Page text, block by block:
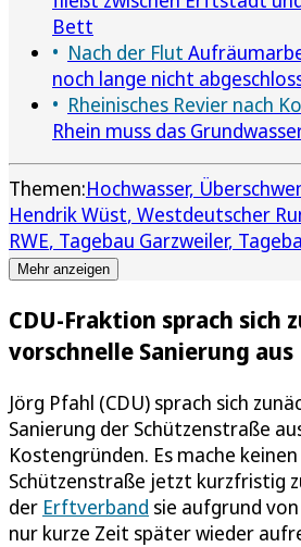
Bett
Nach der Flut
noch lange nicht
Rheinisches Revier nach
Rhein muss das
Themen:Hochwasser,
Hendrik Wüst Westdeutscher
RWE Tagebau Garzweiler
Mehr anzeigen
CDU-Fraktion sprach sich
vorschnelle Sanierung aus
Jörg Pfahl (CDU) sprach sich
Sanierung der Schützenstraße
Kostengründen. Es mache keinen
Schützenstraße jetzt kurzfristig
der Erftverband sie aufgrund
nur kurze Zeit später wieder